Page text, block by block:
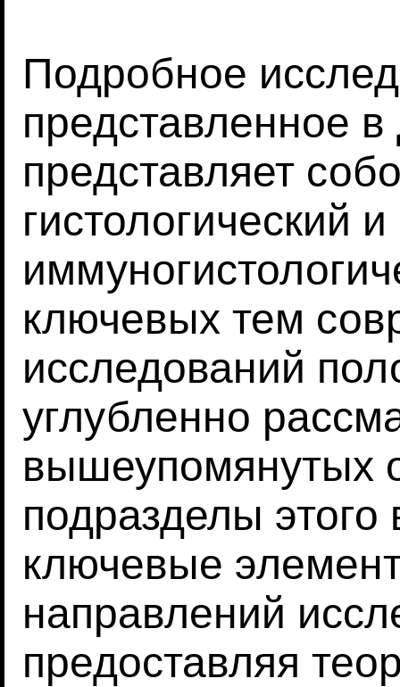
Подробное
представленное
представляет
гистологический и
ключевых тем
исследований
углубленно
вышеупомянутых
подразделы
ключевые
направлений
предоставляя